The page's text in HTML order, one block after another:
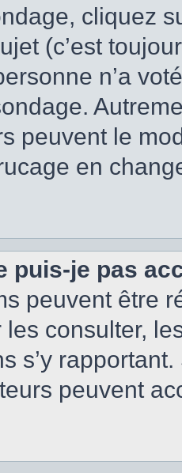
cliquez
(c’est
n’a
peuvent le
en
puis-je pas
peuvent être
consulter,
s’y
peuvent